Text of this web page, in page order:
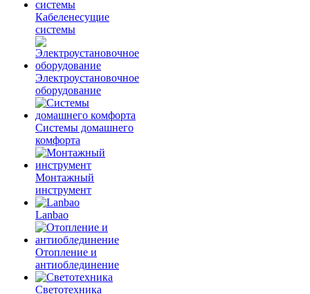
Кабеленесущие
системы
Электроустановочное
оборудование
Системы домашнего
комфорта
Монтажный
инструмент
Lanbao
Отопление и
антиоблединение
Светотехника